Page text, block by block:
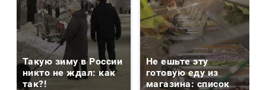
Такую зиму в России
никто не ждал: как
так?!
Не ешьте эту
готовую еду из
магазина: список